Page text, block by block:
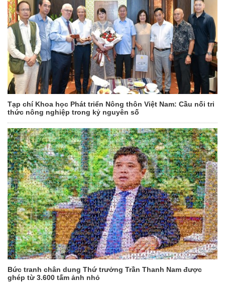
Tạp chí Khoa học Phát triển Nông thôn Việt Nam: Cầu nối tri
thức nông nghiệp trong kỷ nguyên số
Bức tranh chân dung Thứ trưởng Trần Thanh Nam được
ghép từ 3.600 tấm ảnh nhỏ